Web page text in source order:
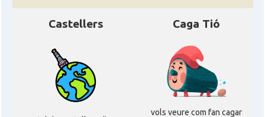
Castellers Caga Tió
vols veure com fan cagar